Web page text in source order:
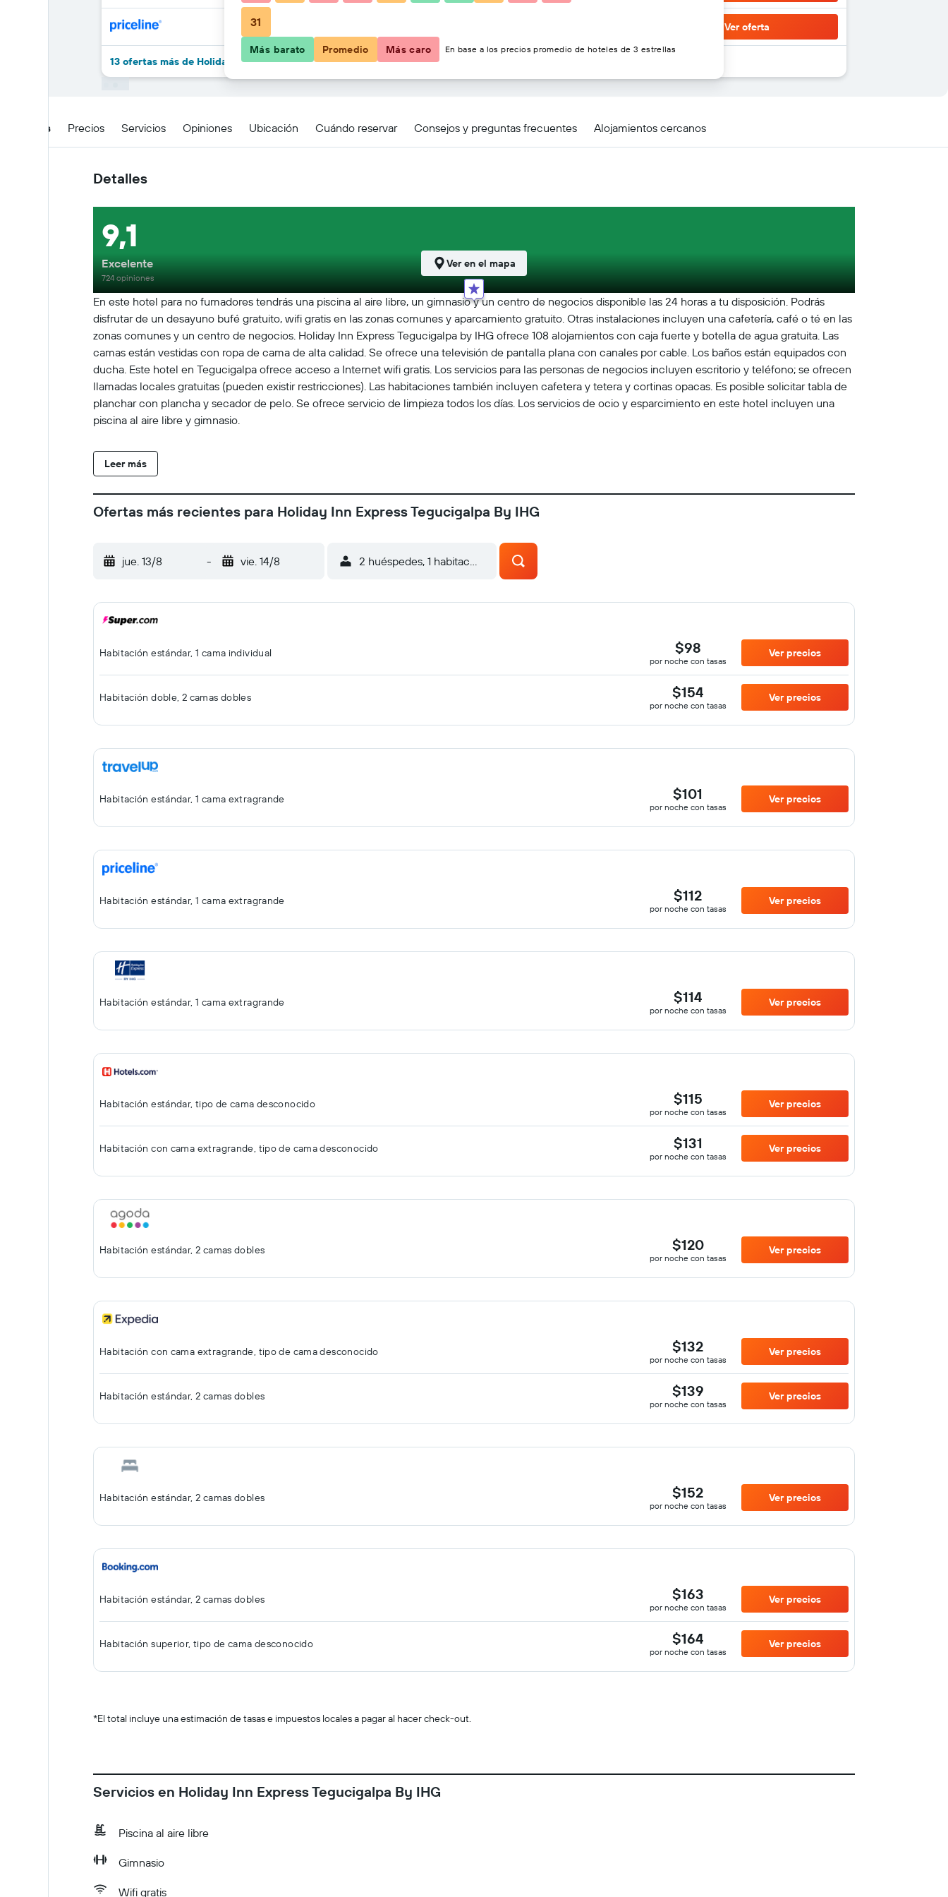
Ver oferta
13 ofertas más de Holiday Inn Express Tegucigalpa By IHG
Detalles Precios Servicios Opiniones Ubicación Cuándo reservar Consejos y preguntas frecuentes Alojamientos cercanos
Detalles
En este hotel para no fumadores tendrás una piscina al aire libre, un gimnasio y un centro de negocios disponible las 24 horas a tu disposición. Podrás
disfrutar de un desayuno bufé gratuito, wifi gratis en las zonas comunes y aparcamiento gratuito. Otras instalaciones incluyen una cafetería, café o té en las
zonas comunes y un centro de negocios. Holiday Inn Express Tegucigalpa by IHG ofrece 108 alojamientos con caja fuerte y botella de agua gratuita. Las
camas están vestidas con ropa de cama de alta calidad. Se ofrece una televisión de pantalla plana con canales por cable. Los baños están equipados con
ducha. Este hotel en Tegucigalpa ofrece acceso a Internet wifi gratis. Los servicios para las personas de negocios incluyen escritorio y teléfono; se ofrecen
llamadas locales gratuitas (pueden existir restricciones). Las habitaciones también incluyen cafetera y tetera y cortinas opacas. Es posible solicitar tabla de
planchar con plancha y secador de pelo. Se ofrece servicio de limpieza todos los días. Los servicios de ocio y esparcimiento en este hotel incluyen una
piscina al aire libre y gimnasio.
Leer más
9,1
Excelente
724 opiniones
Ver en el mapa
Ofertas más recientes para Holiday Inn Express Tegucigalpa By IHG
jue. 13/8 - vie. 14/8 2 huéspedes, 1 habitación
Habitación estándar, 1 cama individual $98
por noche con tasas
Ver precios
Habitación doble, 2 camas dobles $154
por noche con tasas
Ver precios
Habitación estándar, 1 cama extragrande $101
por noche con tasas
Ver precios
Habitación estándar, 1 cama extragrande $112
por noche con tasas
Ver precios
Habitación estándar, 1 cama extragrande $114
por noche con tasas
Ver precios
Habitación estándar, tipo de cama desconocido $115
por noche con tasas
Ver precios
Habitación con cama extragrande, tipo de cama desconocido $131
por noche con tasas
Ver precios
Habitación estándar, 2 camas dobles $120
por noche con tasas
Ver precios
Habitación con cama extragrande, tipo de cama desconocido $132
por noche con tasas
Ver precios
Habitación estándar, 2 camas dobles $139
por noche con tasas
Ver precios
Habitación estándar, 2 camas dobles $152
por noche con tasas
Ver precios
Habitación estándar, 2 camas dobles $163
por noche con tasas
Ver precios
Habitación superior, tipo de cama desconocido $164
por noche con tasas
Ver precios
*El total incluye una estimación de tasas e impuestos locales a pagar al hacer check-out.
Servicios en Holiday Inn Express Tegucigalpa By IHG
Piscina al aire libre
Gimnasio
Wifi gratis
31
Más barato Promedio Más caro En base a los precios promedio de hoteles de 3 estrellas